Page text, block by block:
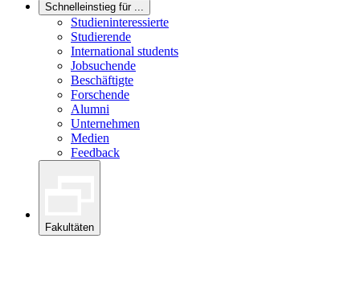
Schnelleinstieg für ...
Studieninteressierte
Studierende
International students
Jobsuchende
Beschäftigte
Forschende
Alumni
Unternehmen
Medien
Feedback
Fakultäten